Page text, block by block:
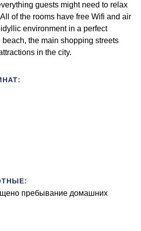
guests might need to relax
of the rooms have free Wifi and air
environment in a perfect
beach, the main shopping streets
in the city.
пребывание домашних